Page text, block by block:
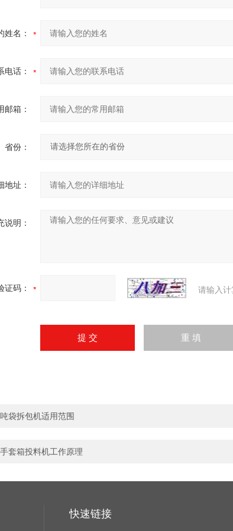
姓名：
电话：
邮箱：
省份：
地址：
说明：
证码： 请输入
吨袋拆包机适用范围
手套箱投料机工作原理
快速链接